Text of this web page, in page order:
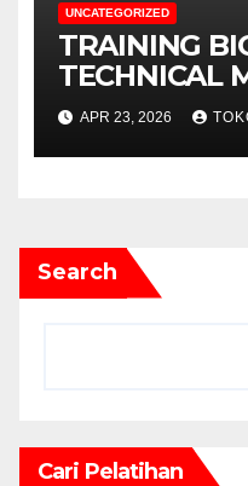
UNCATEGORIZED
TRAINING
TECHNICAL
DECISION
APR 23, 2026
Search
Cari Pelatihan